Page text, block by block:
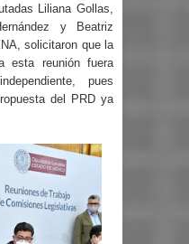
Liliana Gollas,
y Beatriz
solicitaron que la
esta reunión fuera
pues
del PRD ya